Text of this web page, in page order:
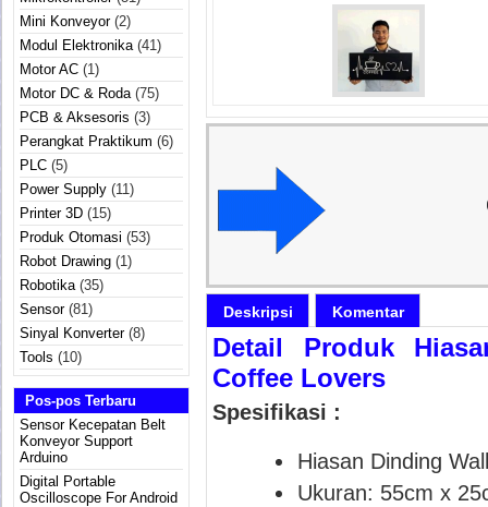
Mini Konveyor(2)
Modul Elektronika(41)
Motor AC (1)
Motor DC & Roda(75)
PCB & Aksesoris (3)
Perangkat Praktikum (6)
PLC (5)
Power Supply (11)
Printer 3D (15)
Produk Otomasi (53)
Robot Drawing (1)
Robotika(35)
Sensor(81)
Sinyal Konverter(8)
Tools (10)
Pos-pos Terbaru
Sensor Kecepatan Belt
Konveyor Support
Arduino
Digital Portable
Oscilloscope For Android
Deskripsi Komentar
Detail Produk
Coffee Lovers
Spesifikasi :
Hiasan Dinding
Ukuran: 55cm x